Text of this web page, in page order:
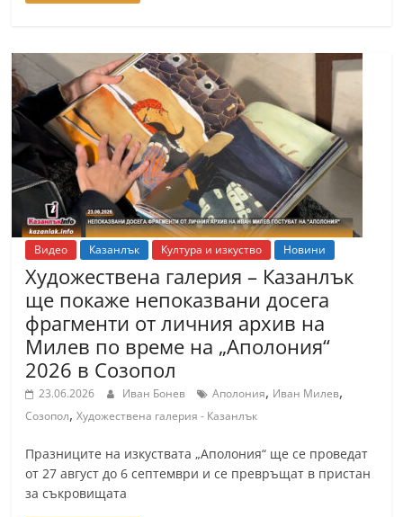
Видео Казанлък Култура и изкуство Новини
Художествена галерия – Казанлък
ще покаже непоказвани досега
фрагменти от личния архив на
Милев по време на „Аполония“
2026 в Созопол
23.06.2026 Иван Бонев Аполония, Иван Милев,
Созопол,Художествена галерия - Казанлък
Празниците на изкуствата „Аполония“ ще се проведат
от 27 август до 6 септември и се превръщат в пристан
за съкровищата